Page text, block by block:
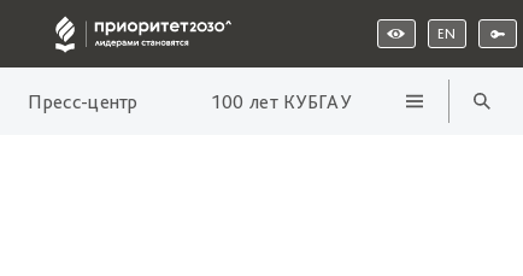
EN
Пресс-центр 100 лет КУБГАУ